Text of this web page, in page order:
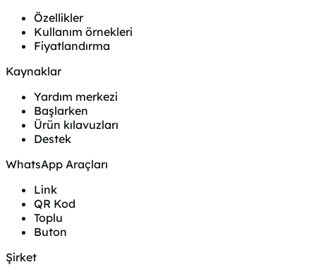
Özellikler
Kullanım örnekleri
Fiyatlandırma
Kaynaklar
Yardım merkezi
Başlarken
Ürün kılavuzları
Destek
WhatsApp Araçları
Link
QR Kod
Toplu
Buton
Şirket